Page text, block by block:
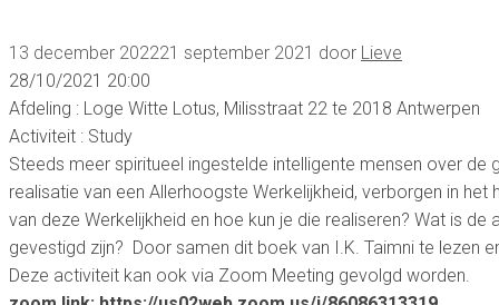
13 december 202221 september 2021 door Lieve
28/10/2021 20:00
Afdeling : Loge Witte Lotus, Milisstraat 22 te 2018 Antwerpen
Activiteit : Study
Steeds meer spiritueel ingestelde intelligente mensen over
realisatie van een Allerhoogste Werkelijkheid, verborgen in
van deze Werkelijkheid en hoe kun je die realiseren? Wat is
gevestigd zijn? Door samen dit boek van I.K. Taimni te lezen
Deze activiteit kan ook via Zoom Meeting gevolgd worden.